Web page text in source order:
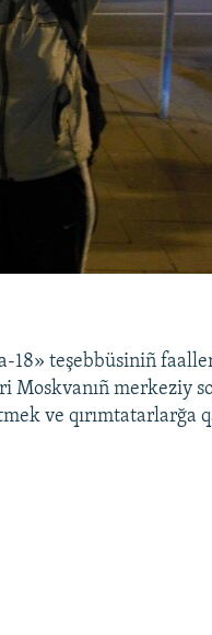
18» teşebbüsiniñ
merkeziy
ve qırımtatarlarğa